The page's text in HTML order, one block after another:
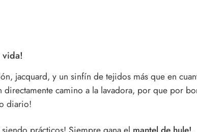
vida!
jacquard, y un sinfín de tejidos más que en
camino a la lavadora, por que por
diario!